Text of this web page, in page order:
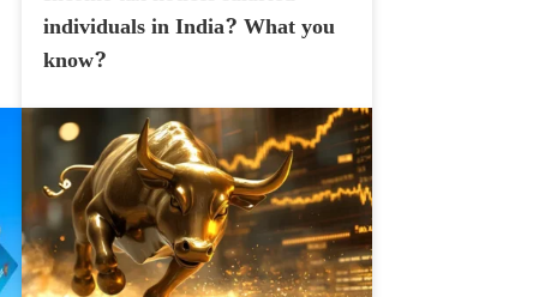
individuals in India? What you
know?